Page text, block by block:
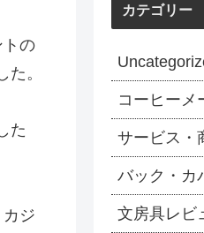
トの
。
た
ジ
カテゴリー
コーヒーメ
サービス・
バック・カ
文房具レビ